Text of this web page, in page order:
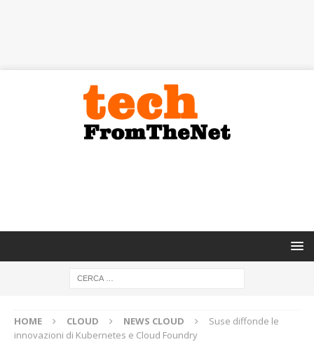
HOME CLOUD NEWS CLOUD
Suse diffonde le
innovazioni di Kubernetes e Cloud Foundry